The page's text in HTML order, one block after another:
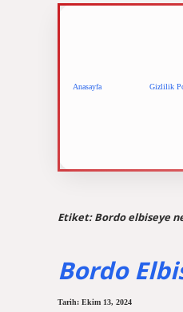
Anasayfa Gizlilik
Etiket:Bordo elbiseye
Bordo
Tarih: Ekim 13, 2024